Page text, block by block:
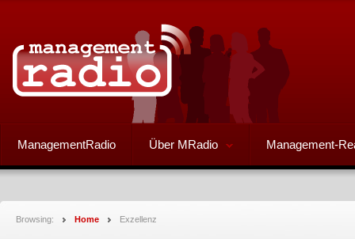
ManagementRadio Über MRadio Management-
Browsing: Home Exzellenz